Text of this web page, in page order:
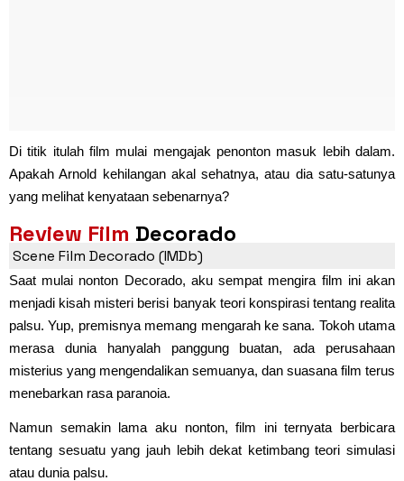
Di titik itulah film mulai mengajak penonton masuk lebih dalam.
Apakah Arnold kehilangan akal sehatnya, atau dia satu-satunya
yang melihat kenyataan sebenarnya?
Review Film Decorado
Scene Film Decorado (IMDb)
Saat mulai nonton Decorado, aku sempat mengira film ini akan
menjadi kisah misteri berisi banyak teori konspirasi tentang realita
palsu. Yup, premisnya memang mengarah ke sana. Tokoh utama
merasa dunia hanyalah panggung buatan, ada perusahaan
misterius yang mengendalikan semuanya, dan suasana film terus
menebarkan rasa paranoia.
Namun semakin lama aku nonton, film ini ternyata berbicara
tentang sesuatu yang jauh lebih dekat ketimbang teori simulasi
atau dunia palsu.